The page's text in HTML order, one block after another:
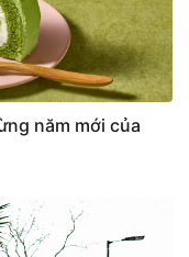
năm mới của